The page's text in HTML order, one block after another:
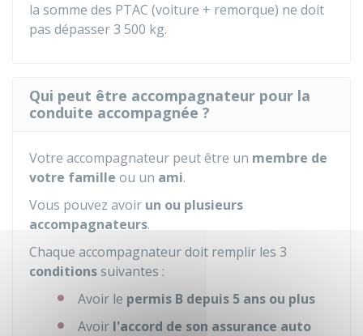
la somme des PTAC (voiture + remorque) ne doit
pas dépasser 3 500 kg.
Qui peut être accompagnateur pour la
conduite accompagnée ?
Votre accompagnateur peut être un membre de
votre famille ou un ami.
Vous pouvez avoir un ou plusieurs
accompagnateurs.
Chaque accompagnateur doit remplir les 3
conditionssuivantes :
Avoir le permis B depuis 5 ans ou plus
Avoir l'accord de son assurance auto